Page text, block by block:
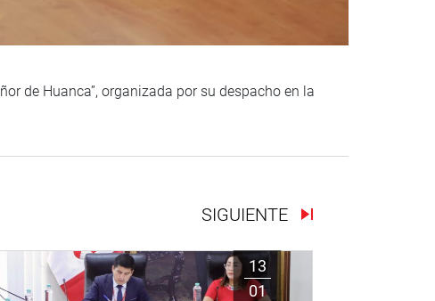
de Huanca”, organizada por su despacho en la
SIGUIENTE
13
01